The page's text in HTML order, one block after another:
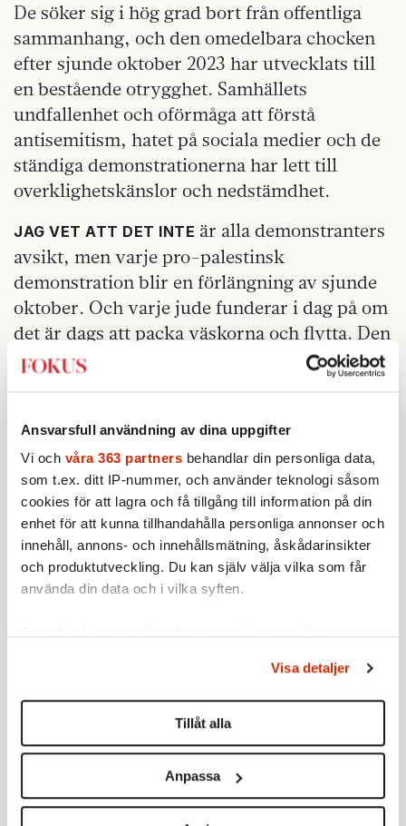
Ansvarsfull användning av dina uppgifter
Vi och våra 363 partners behandlar din personliga data,
som t.ex. ditt IP-nummer, och använder teknologi såsom
cookies för att lagra och få tillgång till information på din
enhet för att kunna tillhandahålla personliga annonser och
innehåll, annons- och innehållsmätning, åskådarinsikter
och produktutveckling. Du kan själv välja vilka som får
använda din data och i vilka syften.
Du kan ändra eller dra tillbaka ditt samtycke när som
helst från cookie-förklaringen.
Vi använder enhetsidentifierare för att anpassa innehållet
för sociala medier och analysera vår trafik. Vi
vidarebefordrar även sådana identifierare och annan
Visa detaljer
Tillåt alla
Anpassa
De söker sig i hög grad bort från offentliga
sammanhang, och den omedelbara chocken
efter sjunde oktober 2023 har utvecklats till
en bestående otrygghet. Samhällets
undfallenhet och oförmåga att förstå
antisemitism, hatet på sociala medier och de
ständiga demonstrationerna har lett till
overklighetskänslor och nedstämdhet.
JAG VET ATT DET INTE är alla demonstranters
avsikt, men varje pro-palestinsk
demonstration blir en förlängning av sjunde
oktober. Och varje jude funderar i dag på om
det är dags att packa väskorna och flytta. Den
stora skillnaden mellan 1930-talet och nu, är
att för hundra år sedan fanns ingenting att fly
senaste året dagligen har beskjutits av raketer
från Gaza, Libanon, Jemen och Iran har alla
israeliska medborgare – oavsett härkomst –
tillgång till skyddsrum, och med skydd av
försvarssystemet Iron Dome är skadorna
hittills minimala. Alla hoppas på ett varaktigt
eldupphör på diplomatisk väg, men i nödfall